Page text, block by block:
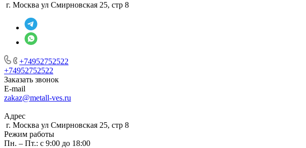
г. Москва ул Смирновская 25, стр 8
+74952752522
+74952752522
Заказать звонок
E-mail
zakaz@metall-ves.ru
Адрес
г. Москва ул Смирновская 25, стр 8
Режим работы
Пн. – Пт.: с 9:00 до 18:00